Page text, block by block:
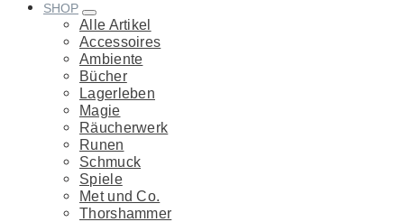
SHOP
Alle Artikel
Accessoires
Ambiente
Bücher
Lagerleben
Magie
Räucherwerk
Runen
Schmuck
Spiele
Met und Co.
Thorshammer